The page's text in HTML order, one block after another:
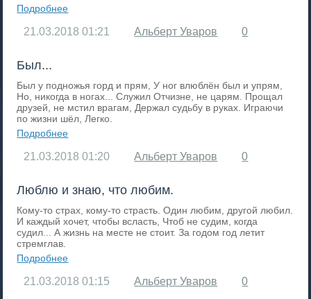
Подробнее
21.03.2018 01:21 Альберт Уваров 0
Был...
Был у подножья горд и прям, У ног влюблён был и упрям,
Но, никогда в ногах... Служил Отчизне, не царям. Прощал
друзей, не мстил врагам, Держал судьбу в руках. Играючи
по жизни шёл, Легко.
Подробнее
21.03.2018 01:20 Альберт Уваров 0
Люблю и знаю, что любим.
Кому-то страх, кому-то страсть. Один любим, другой любил.
И каждый хочет, чтобы всласть, Чтоб не судим, когда
судил... А жизнь на месте не стоит. За годом год летит
стремглав.
Подробнее
21.03.2018 01:15 Альберт Уваров 0